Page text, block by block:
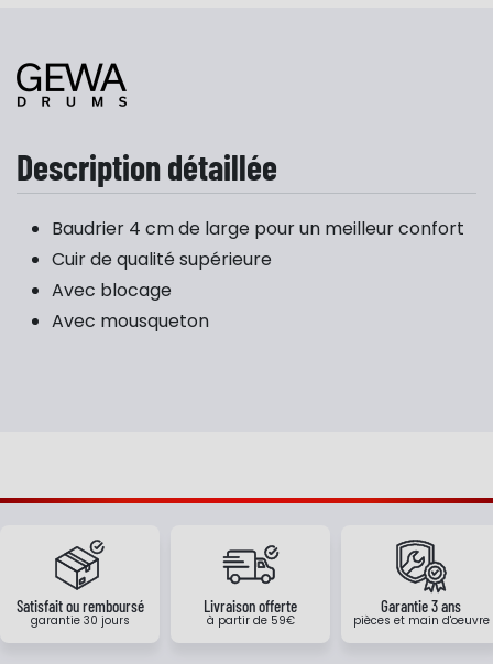
Description détaillée
Baudrier 4 cm de large pour un meilleur confort
Cuir de qualité supérieure
Avec blocage
Avec mousqueton
Satisfait ou remboursé
garantie 30 jours
Livraison offerte
à partir de 59€
Garantie 3 ans
pièces et main d'oeuvre